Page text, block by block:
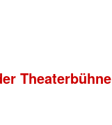
Theaterbühne